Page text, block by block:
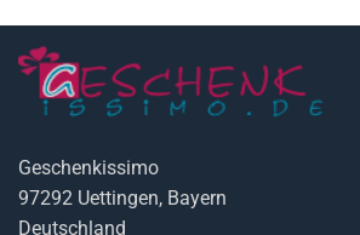
Geschenkissimo
97292 Uettingen, Bayern
Deutschland